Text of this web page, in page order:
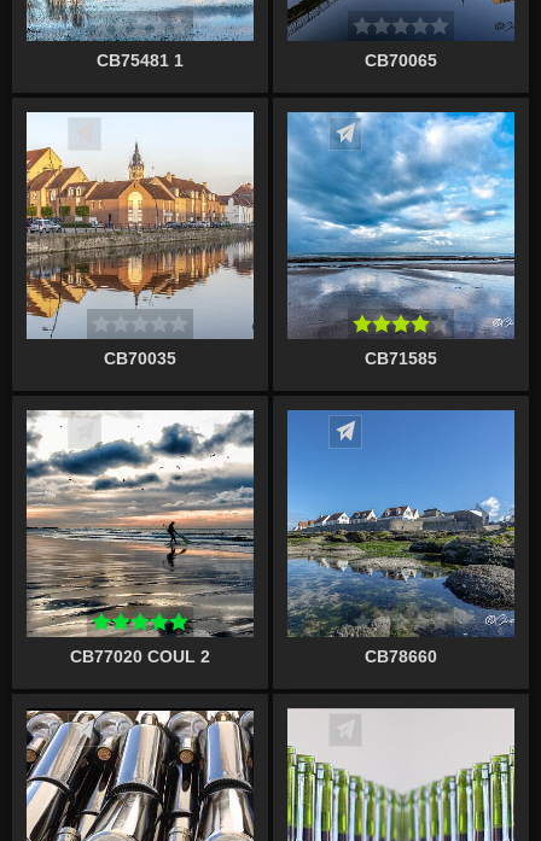
CB75481 1 CB70065
CB70035
Écrire un commentaire
CB71585
Écrire un commentaire
CB77020 COUL 2 CB78660
Écrire un commentaire